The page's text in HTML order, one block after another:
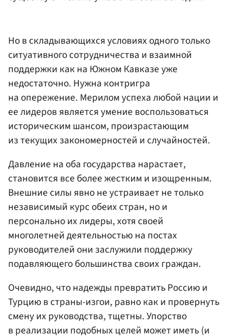
Но в складывающихся условиях одного только
ситуативного сотрудничества и взаимной
поддержки как на Южном Кавказе уже
недостаточно. Нужна контригра
на опережение. Мерилом успеха любой нации и
ее лидеров является умение воспользоваться
историческим шансом, произрастающим
из текущих закономерностей и случайностей.
Давление на оба государства нарастает,
становится все более жестким и изощренным.
Внешние силы явно не устраивает не только
независимый курс обеих стран, но и
персонально их лидеры, хотя своей
многолетней деятельностью на постах
руководителей они заслужили поддержку
подавляющего большинства своих граждан.
Очевидно, что надежды превратить Россию и
Турцию в страны-изгои, равно как и провернуть
смену их руководства, тщетны. Упорство
в реализации подобных целей может иметь (и